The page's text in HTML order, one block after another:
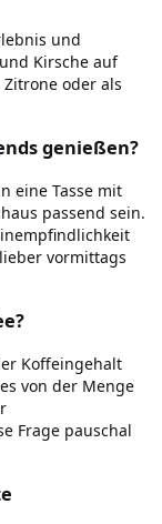
und
Kirsche auf
oder als
genießen?
eine Tasse mit
passend sein.
vormittags
Koffeingehalt
von der Menge
Frage pauschal